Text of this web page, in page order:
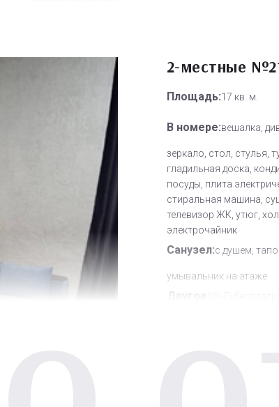
2-местные
Площадь:17 кв. м.
В номере:вешалка,
зеркало, стол, стулья,
гладильная доска,
посуды, плита
стиральная машина,
телевизор ЖК, утюг,
электрочайник
Санузел:с душем,
умывальник на этаже